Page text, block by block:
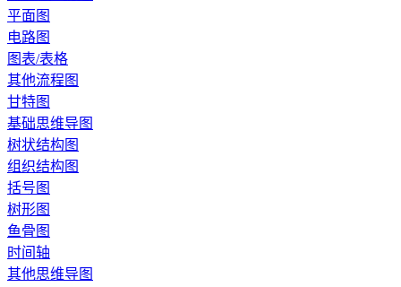
平面图
电路图
图表/表格
其他流程图
甘特图
基础思维导图
树状结构图
组织结构图
括号图
树形图
鱼骨图
时间轴
其他思维导图